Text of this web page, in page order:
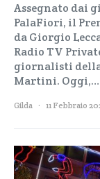
Assegnato dai
PalaFiori, il
da Giorgio
Radio TV
giornalisti della
Martini. Oggi,…
Gilda 11 Febbraio